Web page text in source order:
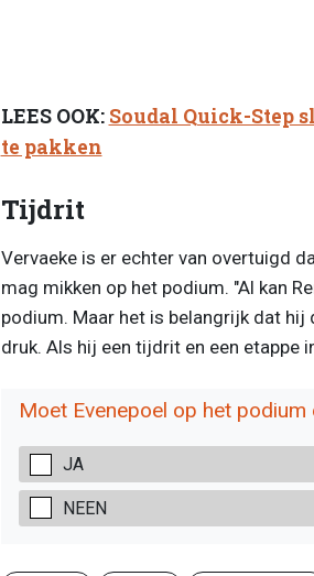
LEES OOK: Soudal Quick-Step
te pakken
Tijdrit
Vervaeke is er echter van overtuigd
mag mikken op het podium. "Al kan
podium. Maar het is belangrijk dat
druk. Als hij een tijdrit en een etappe
Moet Evenepoel op het
JA
NEEN